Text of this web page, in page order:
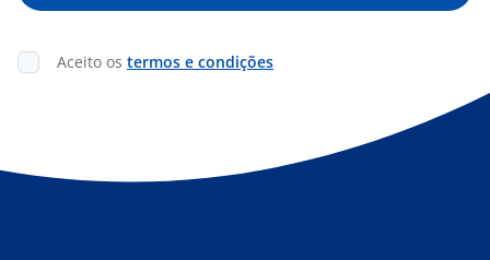
Aceito os termos e condições